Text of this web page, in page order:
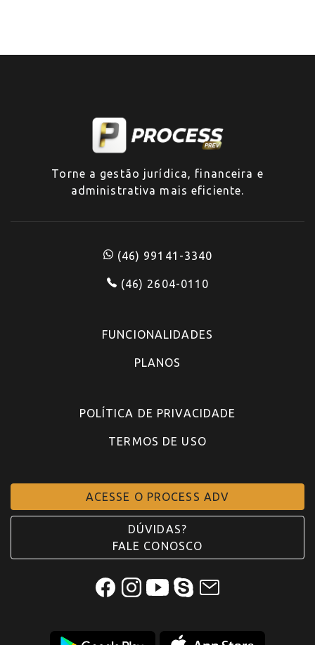
Torne a gestão jurídica, financeira e
administrativa mais eficiente.
(46) 99141-3340
(46) 2604-0110
FUNCIONALIDADES
PLANOS
POLÍTICA DE PRIVACIDADE
TERMOS DE USO
ACESSE O PROCESS ADV
DÚVIDAS?
FALE CONOSCO